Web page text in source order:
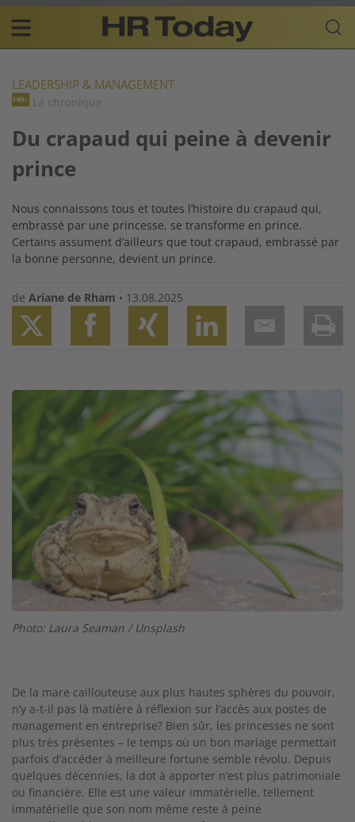
Skip
content
Plattform
für
Resources
navigation
FR
LEADERSHIP & MANAGEMENT
La chronique
Du crapaud qui peine à devenir
prince
Nous connaissons tous et toutes l’histoire du crapaud qui,
embrassé par une princesse, se transforme en prince.
Certains assument d’ailleurs que tout crapaud, embrassé par
la bonne personne, devient un prince.
de Ariane de Rham • 13.08.2025
Photo: Laura Seaman / Unsplash
De la mare caillouteuse aux plus hautes sphères du pouvoir,
n’y a-t-il pas là matière à réflexion sur l’accès aux postes de
management en entreprise? Bien sûr, les princesses ne sont
plus très présentes – le temps où un bon mariage permettait
parfois d’accéder à meilleure fortune semble révolu. Depuis
quelques décennies, la dot à apporter n’est plus patrimoniale
ou financière. Elle est une valeur immatérielle, tellement
immatérielle que son nom même reste à peine